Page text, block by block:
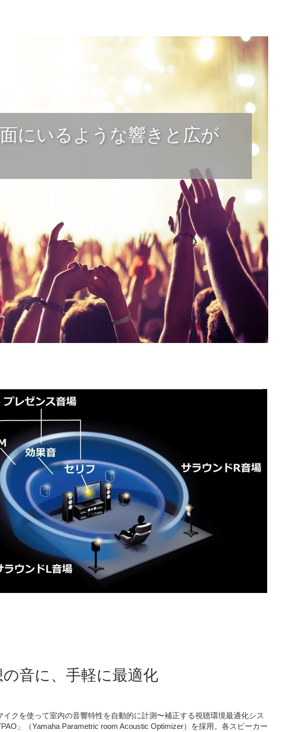
にいるような響きと広が
の音に、手軽に最適化
イクを使って室内の音響特性を自動的に計測〜補正する視聴環境最適化シス
」（Yamaha Parametric room Acoustic Optimizer）を採用。各スピーカー